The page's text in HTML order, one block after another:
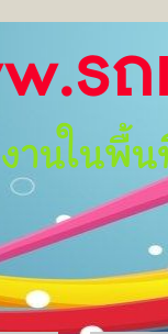
ถแ
นพื้นที่